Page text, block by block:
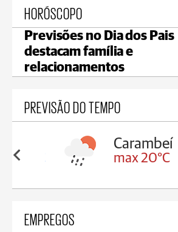
HORÓSCOPO
Previsões no Dia dos Pais
destacam família e
relacionamentos
PREVISÃO DO TEMPO
18°C
Carambeí
max 20°C
EMPREGOS